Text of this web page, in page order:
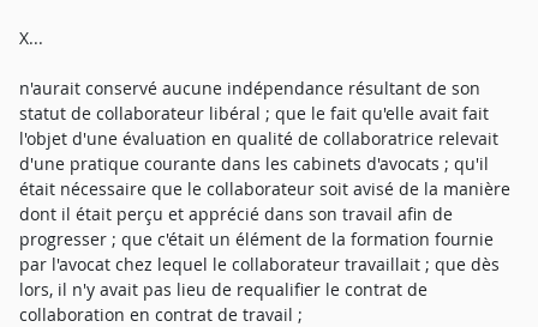
X...
n'aurait conservé aucune indépendance résultant de son
statut de collaborateur libéral ; que le fait qu'elle avait fait
l'objet d'une évaluation en qualité de collaboratrice relevait
d'une pratique courante dans les cabinets d'avocats ; qu'il
était nécessaire que le collaborateur soit avisé de la manière
dont il était perçu et apprécié dans son travail afin de
progresser ; que c'était un élément de la formation fournie
par l'avocat chez lequel le collaborateur travaillait ; que dès
lors, il n'y avait pas lieu de requalifier le contrat de
collaboration en contrat de travail ;